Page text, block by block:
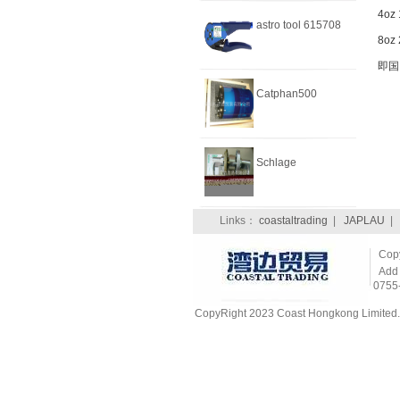
astro tool 615708
Catphan500
Schlage
4oz
8oz
即
Links： coastaltrading JAPLAU
Add
CopyRight 2023 Coast Hongkong